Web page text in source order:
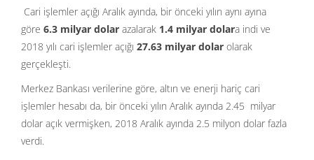
Cari işlemler açığı Aralık ayında, bir önceki yılın aynı ayına
göre 6.3 milyar dolar azalarak 1.4 milyar dolara indi ve
2018 yılı cari işlemler açığı 27.63 milyar dolar olarak
gerçekleşti.
Merkez Bankası verilerine göre, altın ve enerji hariç cari
işlemler hesabı da, bir önceki yılın Aralık ayında 2.45 milyar
dolar açık vermişken, 2018 Aralık ayında 2.5 milyon dolar fazla
verdi.